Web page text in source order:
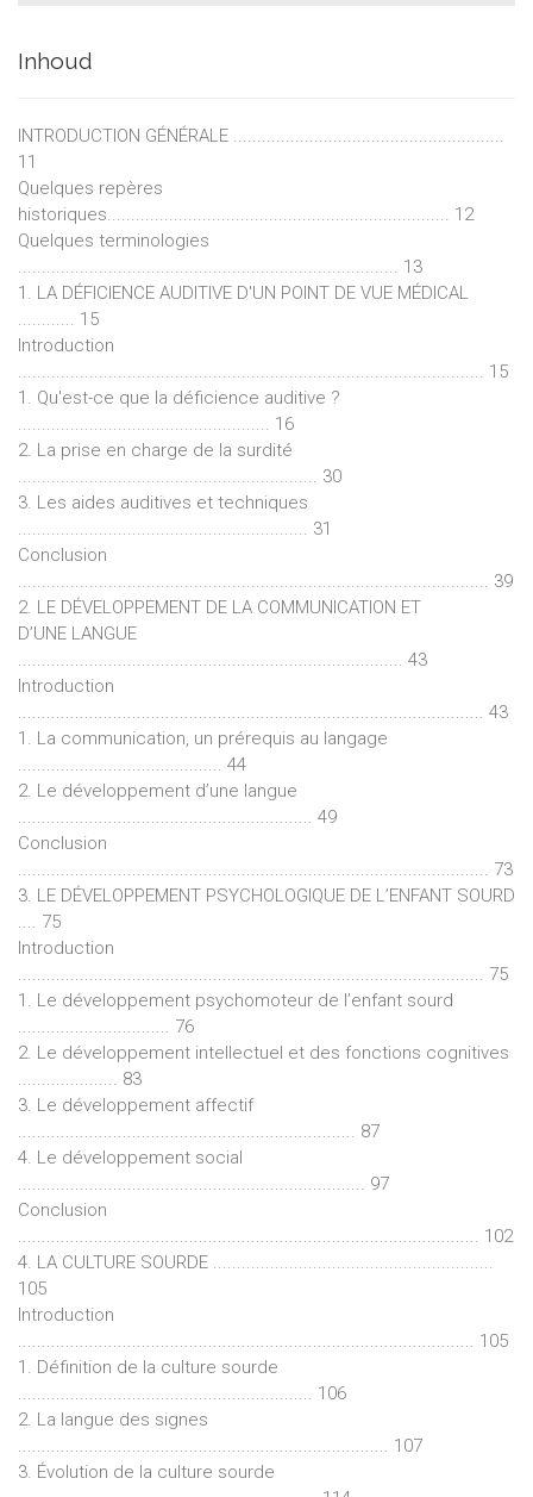
Inhoud
INTRODUCTION GÉNÉRALE .........................................................
11
Quelques repères
historiques........................................................................ 12
Quelques terminologies
................................................................................ 13
1. LA DÉFICIENCE AUDITIVE D'UN POINT DE VUE MÉDICAL
............ 15
Introduction
.................................................................................................. 15
1. Qu'est-ce que la déficience auditive ?
..................................................... 16
2. La prise en charge de la surdité
............................................................... 30
3. Les aides auditives et techniques
............................................................. 31
Conclusion
................................................................................................... 39
2. LE DÉVELOPPEMENT DE LA COMMUNICATION ET
D’UNE LANGUE
................................................................................. 43
Introduction
.................................................................................................. 43
1. La communication, un prérequis au langage
........................................... 44
2. Le développement d’une langue
.............................................................. 49
Conclusion
................................................................................................... 73
3. LE DÉVELOPPEMENT PSYCHOLOGIQUE DE L’ENFANT SOURD
.... 75
Introduction
.................................................................................................. 75
1. Le développement psychomoteur de l’enfant sourd
................................ 76
2. Le développement intellectuel et des fonctions cognitives
..................... 83
3. Le développement affectif
....................................................................... 87
4. Le développement social
......................................................................... 97
Conclusion
................................................................................................. 102
4. LA CULTURE SOURDE ...........................................................
105
Introduction
................................................................................................ 105
1. Définition de la culture sourde
.............................................................. 106
2. La langue des signes
.............................................................................. 107
3. Évolution de la culture sourde